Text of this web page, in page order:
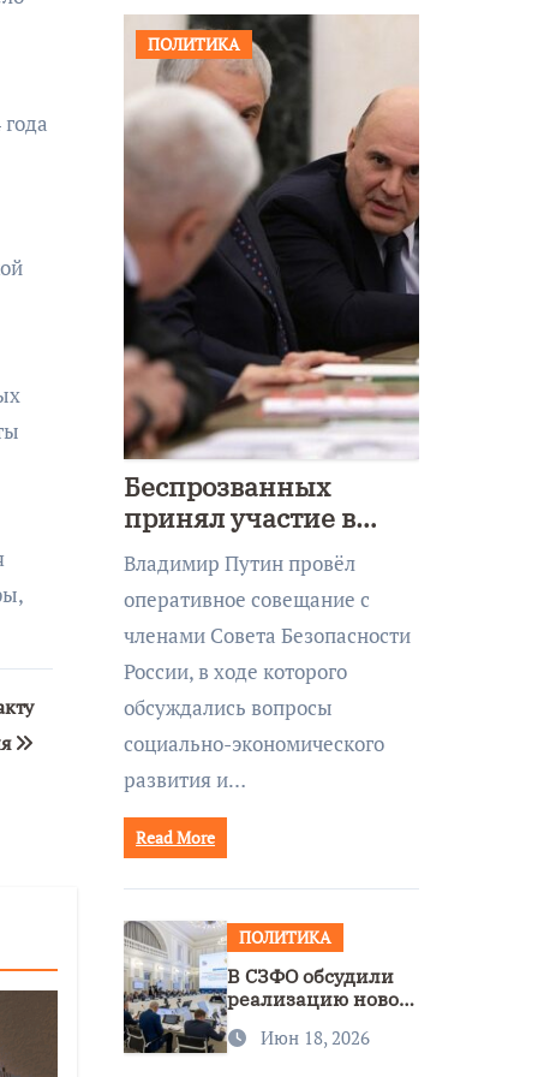
ПОЛИТИКА
Беспрозванных
принял участие в
совещании Совбеза
под руководством
Путина
Владимир Путин провёл
оперативное совещание с
членами Совета Безопасности
России, в ходе которого
обсуждались вопросы
социально-экономического
развития и…
Read More
ПОЛИТИКА
В СЗФО обсудили
реализацию новой
нацполитики
Июн 18, 2026